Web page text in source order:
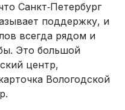
Санкт‑Петербург
поддержку, и
всегда рядом и
Это большой
центр,
Вологодской